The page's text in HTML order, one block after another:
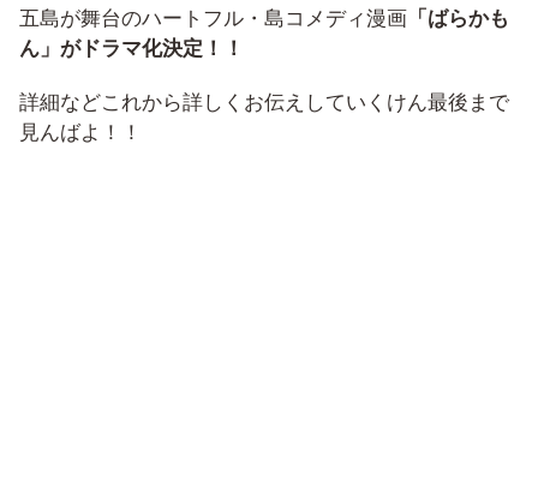
五島が舞台のハートフル・島コメディ漫画 「ばらかも
ん」がドラマ化決定！！
詳細などこれから詳しくお伝えしていくけん最後まで
見んばよ！！